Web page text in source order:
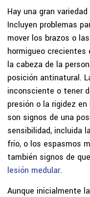
Hay una gran variedad
Incluyen problemas
mover los brazos o
hormigueo crecientes
la cabeza de la
posición antinatural.
inconsciente o tener
presión o la rigidez
son signos de una
sensibilidad, incluida
frío, o los espasmos
también signos de
lesión medular.
Aunque inicialmente